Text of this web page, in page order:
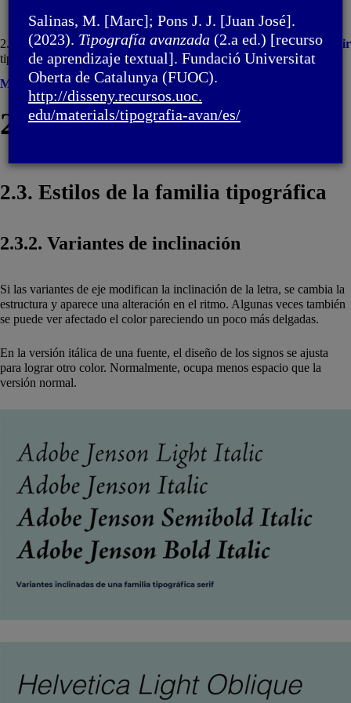
2. Familia tipográfica / 2.3. Estilos de la familia
tipográfica
Imprimir
Menú
2. Familia tipográfica
2.3. Estilos de la familia tipográfica
2.3.2. Variantes de inclinación
Si las variantes de eje modifican la inclinación de la letra, se cambia la
estructura y aparece una alteración en el ritmo. Algunas veces también
se puede ver afectado el color pareciendo un poco más delgadas.
En la versión itálica de una fuente, el diseño de los signos se ajusta
para lograr otro color. Normalmente, ocupa menos espacio que la
versión normal.
Salinas, M. [Marc]; Pons J. J. [Juan José].
(2023). Tipografía avanzada (2.a ed.) [recurso
de aprendizaje textual]. Fundació Universitat
Oberta de Catalunya (FUOC).
http://disseny.recursos.uoc.
edu/materials/tipografia-avan/es/